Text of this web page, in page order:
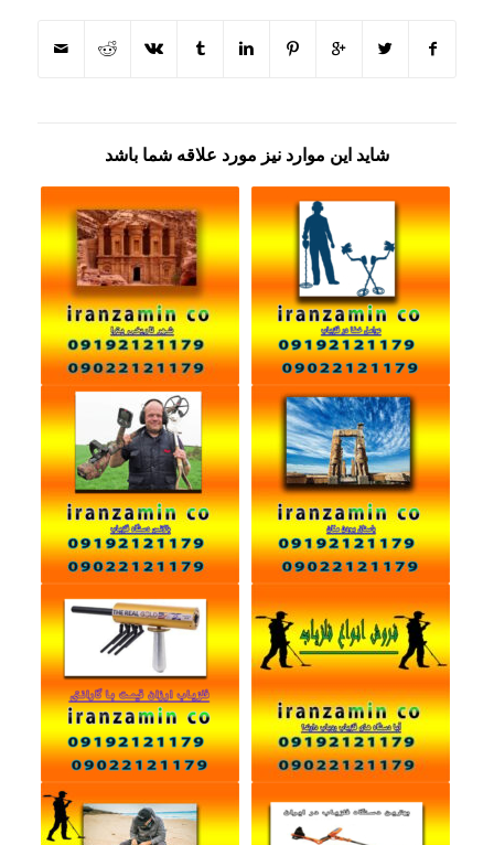
شاید این موارد نیز مورد علاقه شما باشد